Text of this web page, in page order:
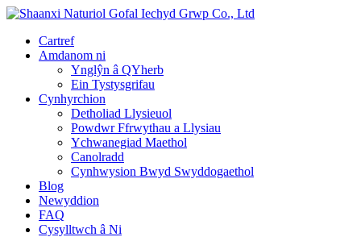
Cartref
Amdanom ni
Ynglŷn â QYherb
Ein Tystysgrifau
Cynhyrchion
Detholiad Llysieuol
Powdwr Ffrwythau a Llysiau
Ychwanegiad Maethol
Canolradd
Cynhwysion Bwyd Swyddogaethol
Blog
Newyddion
FAQ
Cysylltwch â Ni